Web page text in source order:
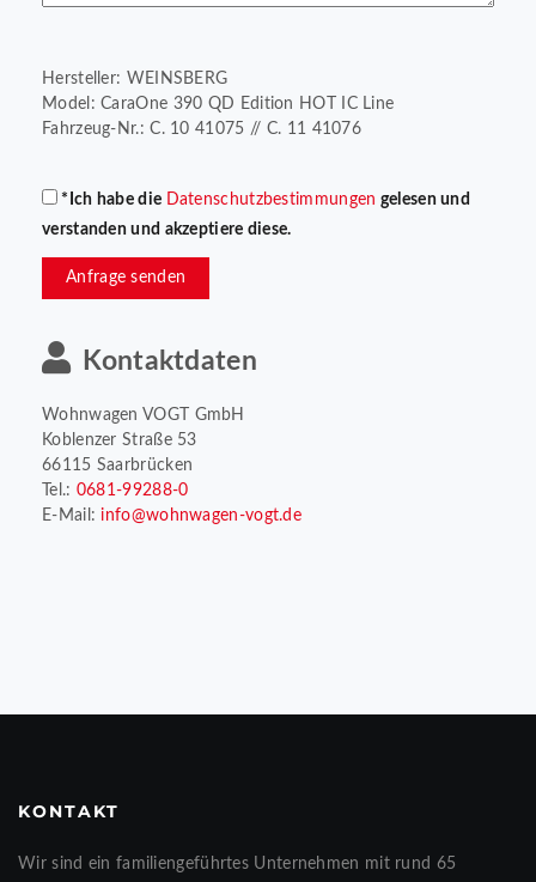
Hersteller: WEINSBERG
Model: CaraOne 390 QD Edition HOT IC Line
Fahrzeug-Nr.: C. 10 41075 // C. 11 41076
*Ich habe die Datenschutzbestimmungen gelesen und
verstanden und akzeptiere diese.
Anfrage senden
Kontaktdaten
Wohnwagen VOGT GmbH
Koblenzer Straße 53
66115 Saarbrücken
Tel.: 0681-99288-0
E-Mail: info@wohnwagen-vogt.de
KONTAKT
Wir sind ein familiengeführtes Unternehmen mit rund 65